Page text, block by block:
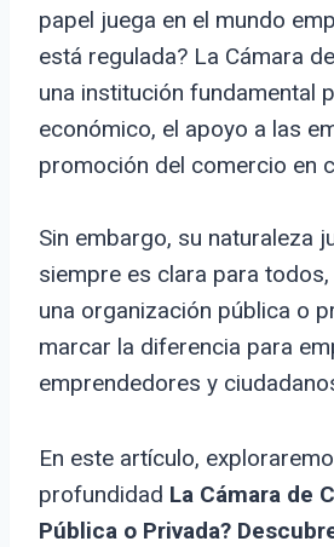
papel juega en el mundo
está regulada? La Cámara
una institución fundamental
económico, el apoyo a las
promoción del comercio en
Sin embargo, su naturaleza
siempre es clara para
una organización pública o
marcar la diferencia para
emprendedores y
En este artículo,
profundidad La Cámara de
Pública o Privada?